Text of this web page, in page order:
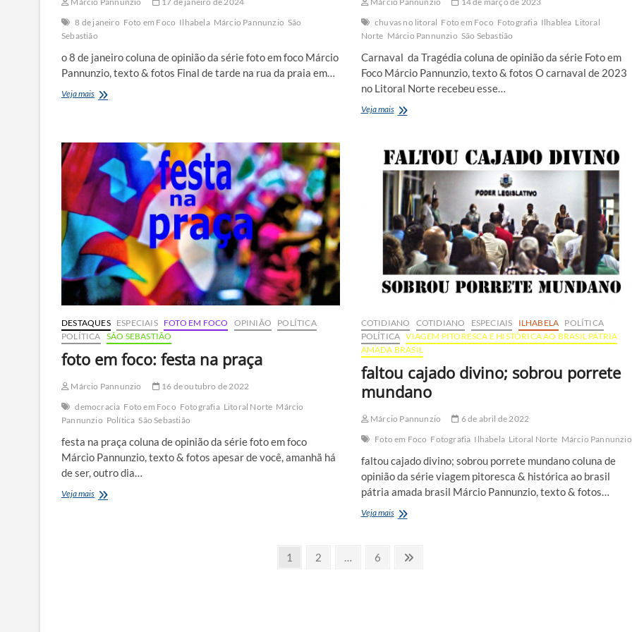
8 de janeiro Foto em Foco Ilhabela Márcio Pannunzio São
Sebastião
o 8 de janeiro coluna de opinião da série foto em foco Márcio
Pannunzio, texto & fotos Final de tarde na rua da praia em…
Veja maisfoto
8
de
janeiro
chuvas no litoral Foto em Foco Fotografia Ilhablea Litoral
Norte Márcio Pannunzio São Sebastião
Carnaval da Tragédia coluna de opinião da série Foto em
Foco Márcio Pannunzio, texto & fotos O carnaval de 2023
no Litoral Norte recebeu esse…
Veja maisfoto
da
Tragédia
DESTAQUES ESPECIAIS FOTO EM FOCO OPINIÃO
POLÍTICA
POLÍTICA SÃO SEBASTIÃO
foto em foco: festa na praça
Márcio Pannunzio
16 de outubro de 2022
democracia Foto em Foco Fotografia Litoral Norte Márcio
Pannunzio Política São Sebastião
festa na praça coluna de opinião da série foto em foco
Márcio Pannunzio, texto & fotos apesar de você, amanhã há
de ser, outro dia…
Veja maisfoto
COTIDIANO COTIDIANO ESPECIAIS ILHABELA POLÍTICA
POLÍTICA VIAGEM PITORESCA E HISTÓRICA AO BRASIL PÁTRIA
AMADA BRASIL
faltou cajado divino; sobrou porrete
mundano
Márcio Pannunzio
6 de abril de 2022
Foto em Foco Fotografia Ilhabela Litoral Norte Márcio Pannunzio
faltou cajado divino; sobrou porrete mundano coluna de
opinião da série viagem pitoresca & histórica ao brasil
pátria amada brasil Márcio Pannunzio, texto & fotos…
Veja maisfaltou
porrete
Page
1 Page
2 … Page
6